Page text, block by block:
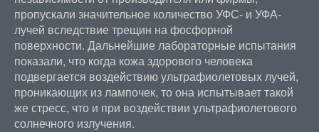
пропускали значительное количество УФС- и УФА-
лучей вследствие трещин на фосфорной
поверхности. Дальнейшие лабораторные испытания
показали, что когда кожа здорового человека
подвергается воздействию ультрафиолетовых лучей,
проникающих из лампочек, то она испытывает такой
же стресс, что и при воздействии ультрафиолетового
солнечного излучения.